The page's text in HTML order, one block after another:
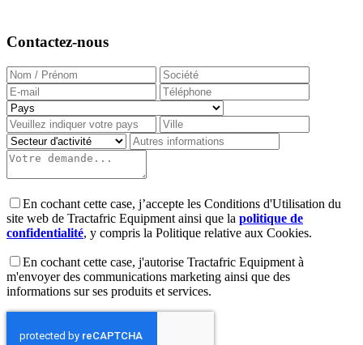
Contactez-nous
En cochant cette case, j’accepte les Conditions d'Utilisation du
site web de Tractafric Equipment ainsi que la politique de
confidentialité, y compris la Politique relative aux Cookies.
En cochant cette case, j'autorise Tractafric Equipment à
m'envoyer des communications marketing ainsi que des
informations sur ses produits et services.